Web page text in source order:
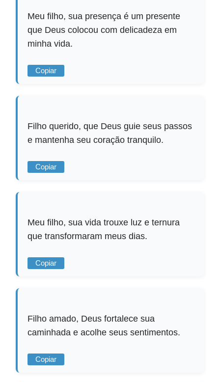
Meu filho, sua presença é um presente
que Deus colocou com delicadeza em
minha vida.
Copiar
Filho querido, que Deus guie seus passos
e mantenha seu coração tranquilo.
Copiar
Meu filho, sua vida trouxe luz e ternura
que transformaram meus dias.
Copiar
Filho amado, Deus fortalece sua
caminhada e acolhe seus sentimentos.
Copiar